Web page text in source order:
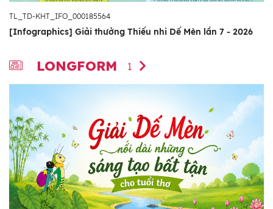
TL_TD-KHT_IFO_000185564
[Infographics] Giải thưởng Thiếu nhi Dế Mèn lần 7 - 2026
LONGFORM 1